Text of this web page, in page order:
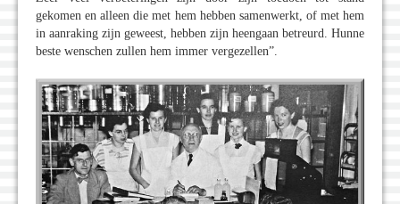
gekomen en alleen die met hem hebben samenwerkt, of met hem
in aanraking zijn geweest, hebben zijn heengaan betreurd. Hunne
beste wenschen zullen hem immer vergezellen”.